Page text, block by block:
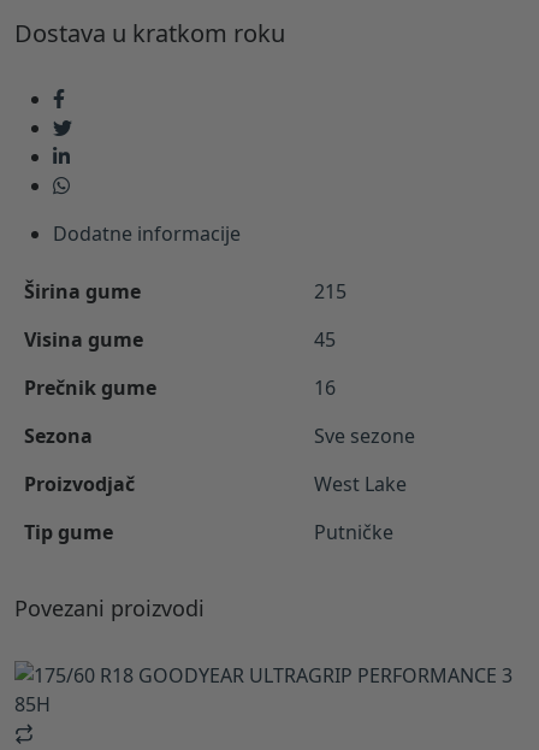
Dostava u kratkom roku
Dodatne informacije
Širina gume
215
Visina gume
45
Prečnik gume
16
Sezona
Sve sezone
Proizvodjač
West Lake
Tip gume
Putničke
Povezani proizvodi